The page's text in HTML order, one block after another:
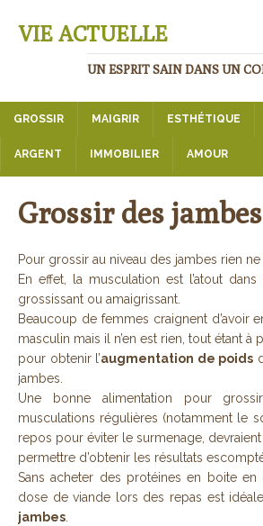
VIE ACTUELLE
UN ESPRIT SAIN DANS UN
GROSSIR MAIGRIR ESTHÉTIQUE
ARGENT IMMOBILIER AMOUR
Grossir des
Pour grossir au niveau des jambes rien
En effet, la musculation est l’atout
grossissant ou amaigrissant.
Beaucoup de femmes craignent d’avoir
masculin mais il n’en est rien, tout étant à
pour obtenir l’augmentation de poids
jambes.
Une bonne alimentation pour
musculations régulières (notamment le
repos pour éviter le surmenage, devraient
permettre d’obtenir les résultats
Sans acheter des protéines en boite en
dose de viande lors des repas est
jambes